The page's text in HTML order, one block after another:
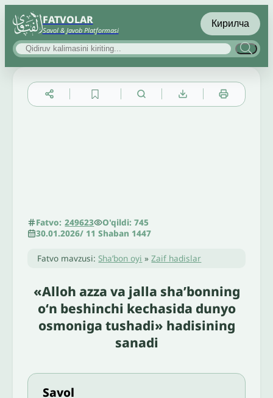
FATVOLAR
Savol & Javob Platformasi
Кирилча
Fatvo: 249623
O'qildi: 745
30.01.2026/ 11 Shaban 1447
Fatvo mavzusi:Sha’bon oyi »Zaif hadislar
«Alloh azza va jalla shaʼbonning
oʻn beshinchi kechasida dunyo
osmoniga tushadi» hadisining
sanadi
Savol